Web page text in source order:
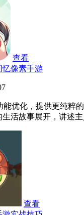
查看
忆像素手游
能优化，提供更纯粹
生活故事展开，讲述
查看